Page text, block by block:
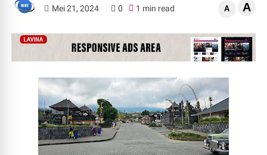
Mei 21, 2024 0 1 min read A A